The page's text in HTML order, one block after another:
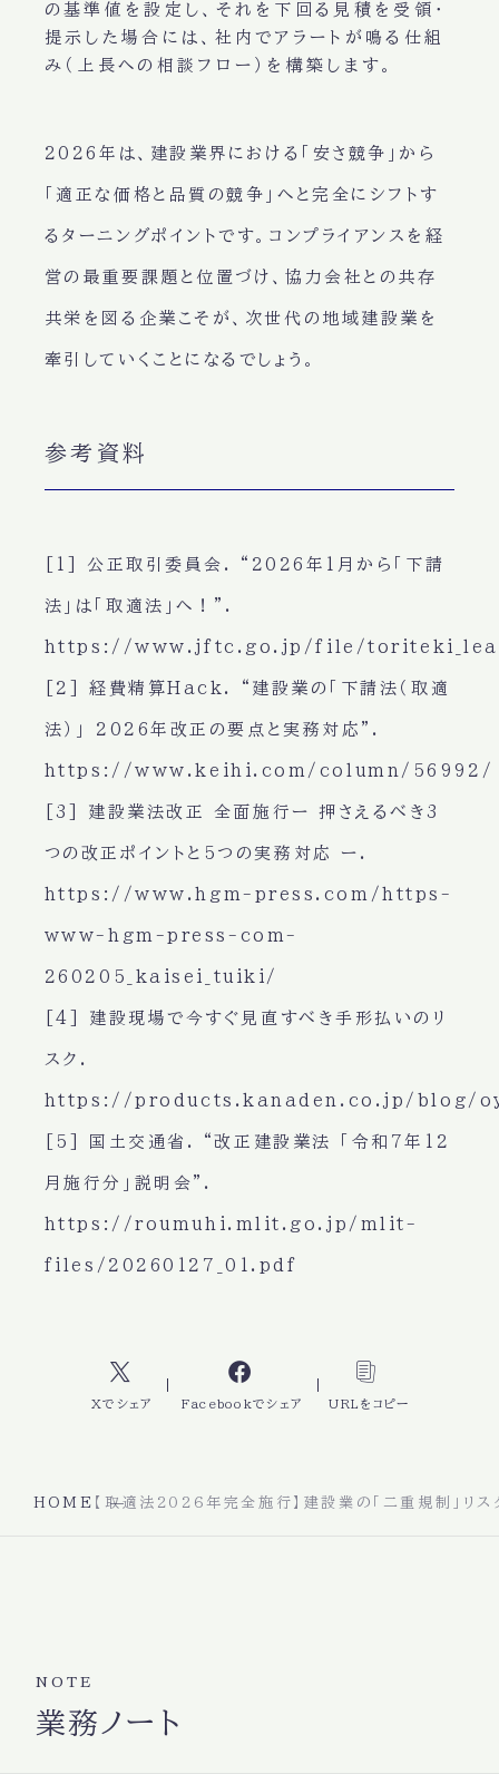
の基準値を設定し、それを下回る見積を受領・
提示した場合には、社内でアラートが鳴る仕組
み（上長への相談フロー）を構築します。
2026年は、建設業界における「安さ競争」から
「適正な価格と品質の競争」へと完全にシフトす
るターニングポイントです。コンプライアンスを経
営の最重要課題と位置づけ、協力会社との共存
共栄を図る企業こそが、次世代の地域建設業を
牽引していくことになるでしょう。
参考資料
[1] 公正取引委員会. “2026年1月から「下請
法」は「取適法」へ！”.
https://www.jftc.go.jp/file/
[2] 経費精算Hack. “建設業の「下請法（取適
法）」 2026年改正の要点と実務対応”.
https://www.keihi.com/column/56992/
[3] 建設業法改正 全面施行ー 押さえるべき3
つの改正ポイントと5つの実務対応 ー.
https://www.hgm-press.com/https-
www-hgm-press-com-
260205_kaisei_tuiki/
[4] 建設現場で今すぐ見直すべき手形払いのリ
スク.
https://products.kanaden.co.jp/blog/
[5] 国土交通省. “改正建設業法 「令和7年12
月施行分」説明会”.
https://roumuhi.mlit.go.jp/mlit-
files/20260127_01.pdf
Xでシェア Facebookでシェア URLをコピー
HOME 【取適法2026年完全施行】建設業の「二重規制」リス
NOTE
業務ノート